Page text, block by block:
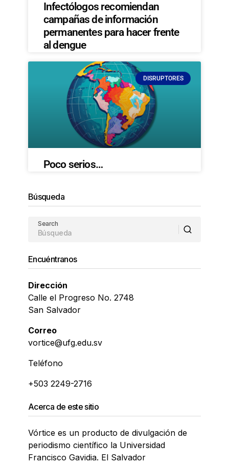
Infectólogos recomiendan
campañas de información
permanentes para hacer frente
al dengue
DISRUPTORES
Poco serios…
Búsqueda
Search
Encuéntranos
Dirección
Calle el Progreso No. 2748
San Salvador
Correo
vortice@ufg.edu.sv
Teléfono
+503 2249-2716
Acerca de este sitio
Vórtice es un producto de divulgación de
periodismo científico la Universidad
Francisco Gavidia. El Salvador